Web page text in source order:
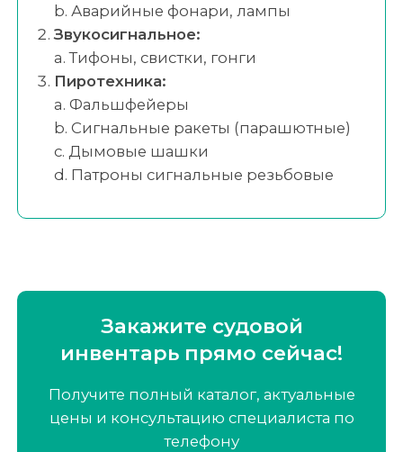
b. Аварийные фонари, лампы
Звукосигнальное:
a. Тифоны, свистки, гонги
Пиротехника:
a. Фальшфейеры
b. Сигнальные ракеты (парашютные)
c. Дымовые шашки
d. Патроны сигнальные резьбовые
Закажите судовой
инвентарь прямо сейчас!
Получите полный каталог, актуальные
цены и консультацию специалиста по
телефону